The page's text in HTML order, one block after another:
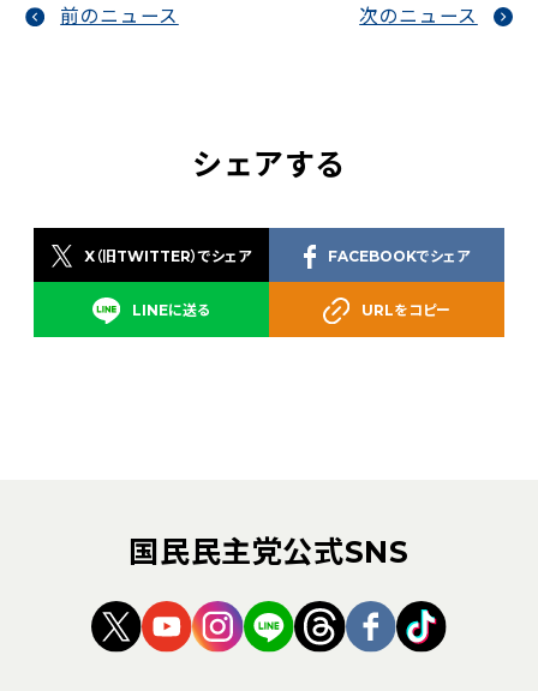
前のニュース 次のニュース
シェアする
X（旧TWITTER）でシェア
LINEに送る
FACEBOOKでシェア
URLをコピー
国民民主党公式SNS
（新しいタブで開く）
（新しいタブで開く）
（新しいタブで開く）
（新しいタブで開く）
（新しいタブで開
（新しいタブ
（新しい